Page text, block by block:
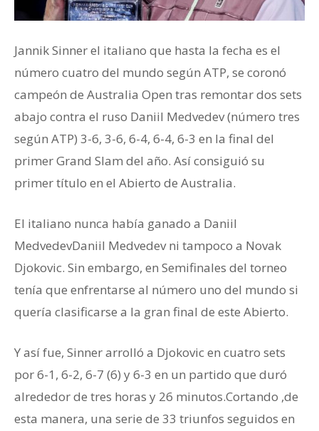
Jannik Sinner el italiano que hasta la fecha es el
número cuatro del mundo según ATP, se coronó
campeón de Australia Open tras remontar dos sets
abajo contra el ruso Daniil Medvedev (número tres
según ATP) 3-6, 3-6, 6-4, 6-4, 6-3 en la final del
primer Grand Slam del año. Así consiguió su
primer título en el Abierto de Australia.
El italiano nunca había ganado a Daniil
MedvedevDaniil Medvedev ni tampoco a Novak
Djokovic. Sin embargo, en Semifinales del torneo
tenía que enfrentarse al número uno del mundo si
quería clasificarse a la gran final de este Abierto.
Y así fue, Sinner arrolló a Djokovic en cuatro sets
por 6-1, 6-2, 6-7 (6) y 6-3 en un partido que duró
alrededor de tres horas y 26 minutos.Cortando ,de
esta manera, una serie de 33 triunfos seguidos en